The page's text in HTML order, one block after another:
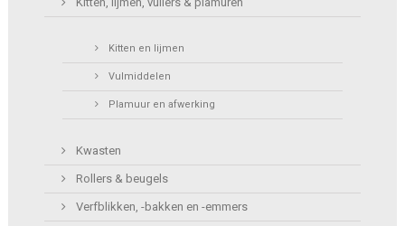
Kitten en lijmen
Vulmiddelen
Plamuur en afwerking
Kwasten
Rollers & beugels
Verfblikken, -bakken en -emmers